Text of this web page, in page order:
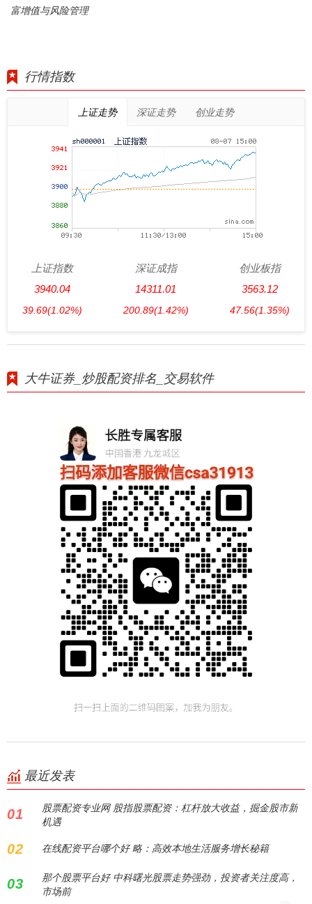
富增值与风险管理
行情指数
上证走势 深证走势 创业走势
上证指数
3940.04
39.69(1.02%)
深证成指
14311.01
200.89(1.42%)
创业板指
3563.12
47.56(1.35%)
大牛证券_炒股配资排名_交易软件
最近发表
01
股票配资专业网 股指股票配资：杠杆放大收益，掘金股市新
机遇
02 在线配资平台哪个好 略：高效本地生活服务增长秘籍
03
那个股票平台好 中科曙光股票走势强劲，投资者关注度高，
市场前